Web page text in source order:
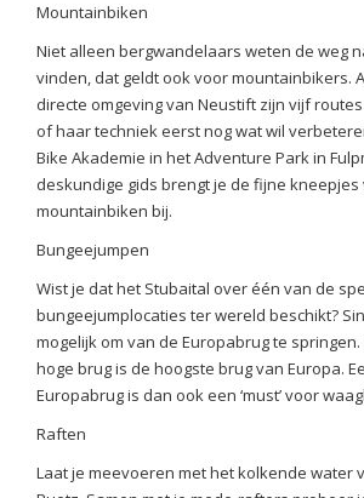
Mountainbiken
Niet alleen bergwandelaars weten de weg
vinden, dat geldt ook voor mountainbikers.
directe omgeving van Neustift zijn vijf
of haar techniek eerst nog wat wil
Bike Akademie in het Adventure Park in
deskundige gids brengt je de fijne kneepjes
mountainbiken bij.
Bungeejumpen
Wist je dat het Stubaital over één van de
bungeejumplocaties ter wereld beschikt?
mogelijk om van de Europabrug te
hoge brug is de hoogste brug van Europa.
Europabrug is dan ook een ‘must’ voor
Raften
Laat je meevoeren met het kolkende water